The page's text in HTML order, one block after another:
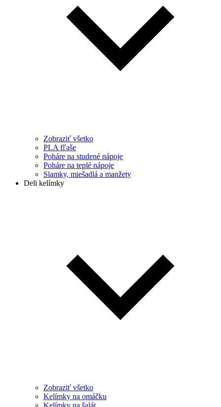
Zobraziť všetko
PLA fľaše
Poháre na studené nápoje
Poháre na teplé nápoje
Slamky, miešadlá a manžety
Deli kelímky
Zobraziť všetko
Kelímky na omáčku
Kelímky na šalát